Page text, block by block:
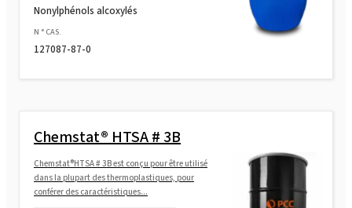
Nonylphénols alcoxylés
N ° CAS.
127087-87-0
Chemstat® HTSA # 3B
Chemstat®HTSA # 3B est conçu pour être utilisé
dans la plupart des thermoplastiques, pour
conférer des caractéristiques...